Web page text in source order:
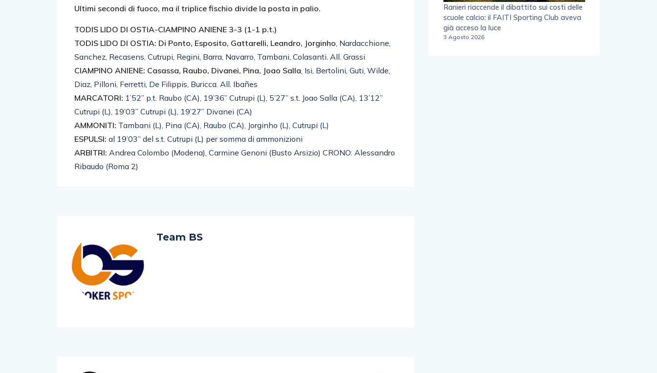
Ultimi secondi di fuoco, ma il triplice fischio divide la posta in palio.
TODIS LIDO DI OSTIA-CIAMPINO ANIENE 3-3 (1-1 p.t.)
TODIS LIDO DI OSTIA: Di Ponto, Esposito, Gattarelli, Leandro, Jorginho , Nardacchione,
Sanchez, Recasens, Cutrupi, Regini, Barra, Navarro, Tambani, Colasanti. All. Grassi
CIAMPINO ANIENE: Casassa, Raubo, Divanei, Pina, Joao Salla , Isi, Bertolini, Guti, Wilde,
Diaz, Pilloni, Ferretti, De Filippis, Buricca. All. Ibañes
MARCATORI: 1’52” p.t. Raubo (CA), 19’36” Cutrupi (L), 5’27” s.t. Joao Salla (CA), 13’12”
Cutrupi (L), 19’03” Cutrupi (L), 19’27” Divanei (CA)
AMMONITI: Tambani (L), Pina (CA), Raubo (CA), Jorginho (L), Cutrupi (L)
ESPULSI: al 19’03” del s.t. Cutrupi (L) per somma di ammonizioni
ARBITRI: Andrea Colombo (Modena), Carmine Genoni (Busto Arsizio) CRONO: Alessandro
Ribaudo (Roma 2)
Team BS
Ranieri riaccende il dibattito sui costi delle
scuole calcio: il FAITI Sporting Club aveva
già acceso la luce
3 Agosto 2026